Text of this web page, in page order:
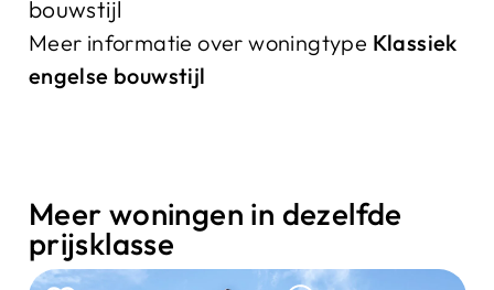
bouwstijl
Meer informatie over woningtype Klassiek
engelse bouwstijl
Meer woningen in dezelfde
prijsklasse